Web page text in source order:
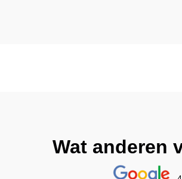
Wat anderen